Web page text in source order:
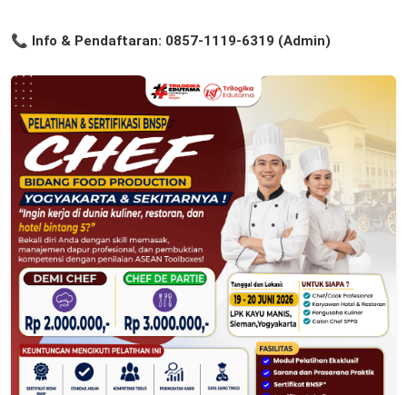
📞 Info & Pendaftaran: 0857-1119-6319 (Admin)